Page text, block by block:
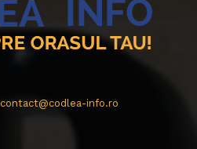
contact@codlea-info.ro